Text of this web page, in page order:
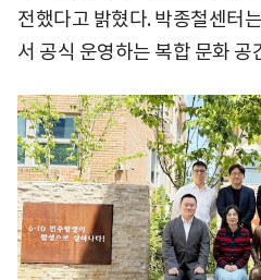
전했다고 밝혔다. 박종철센터
서 공식 운영하는 복합 문화 공